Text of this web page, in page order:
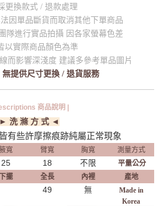
更換款式 / 退款處理
因單品斷貨而取消其他下單商品
隊進行實品拍攝 因各家螢幕色差
以實際商品顏色為準
而影響深淺度 建議多參考單品圖片
無提供尺寸更換 / 退貨服務
商品說明 |
► 洗 滌 方 式 ◄
有些許摩擦痕跡純屬正常現象
寬 臂寬 胸寬
測量方式
25 18 不限
平量公分
擺 全長 內裡 產地
49 無
Made in
Korea